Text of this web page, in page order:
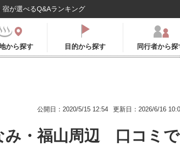
が選べるQ&Aランキング
から探す 目的から探す 同行者から探
公開日：2020/5/15 12:54 更新日：2026/6/16
み・福山周辺 口コミで